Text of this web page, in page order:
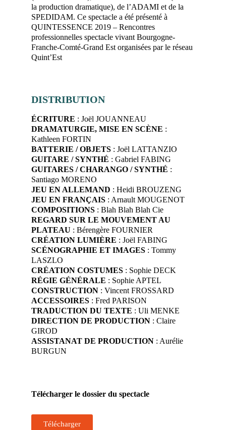
la production dramatique), de l’ADAMI et de la
SPEDIDAM. Ce spectacle a été présenté à
QUINTESSENCE 2019 – Rencontres
professionnelles spectacle vivant Bourgogne-
Franche-Comté-Grand Est organisées par le réseau
Quint’Est
DISTRIBUTION
ÉCRITURE : Joël JOUANNEAU
DRAMATURGIE, MISE EN SCÈNE :
Kathleen FORTIN
BATTERIE / OBJETS: Joël LATTANZIO
GUITARE / SYNTHÉ : Gabriel FABING
GUITARES / CHARANGO / SYNTHÉ :
Santiago MORENO
JEU EN ALLEMAND : Heidi BROUZENG
JEU EN FRANÇAIS: Arnault MOUGENOT
COMPOSITIONS: Blah Blah Blah Cie
REGARD SUR LE MOUVEMENT AU
PLATEAU : Bérengère FOURNIER
CRÉATION LUMIÈRE : Joël FABING
SCÉNOGRAPHIE ET IMAGES: Tommy
LASZLO
CRÉATION COSTUMES: Sophie DECK
RÉGIE GÉNÉRALE : Sophie APTEL
CONSTRUCTION: Vincent FROSSARD
ACCESSOIRES: Fred PARISON
TRADUCTION DU TEXTE : Uli MENKE
DIRECTION DE PRODUCTION: Claire
GIROD
ASSISTANAT DE PRODUCTION: Aurélie
BURGUN
Télécharger le dossier du spectacle
Télécharger